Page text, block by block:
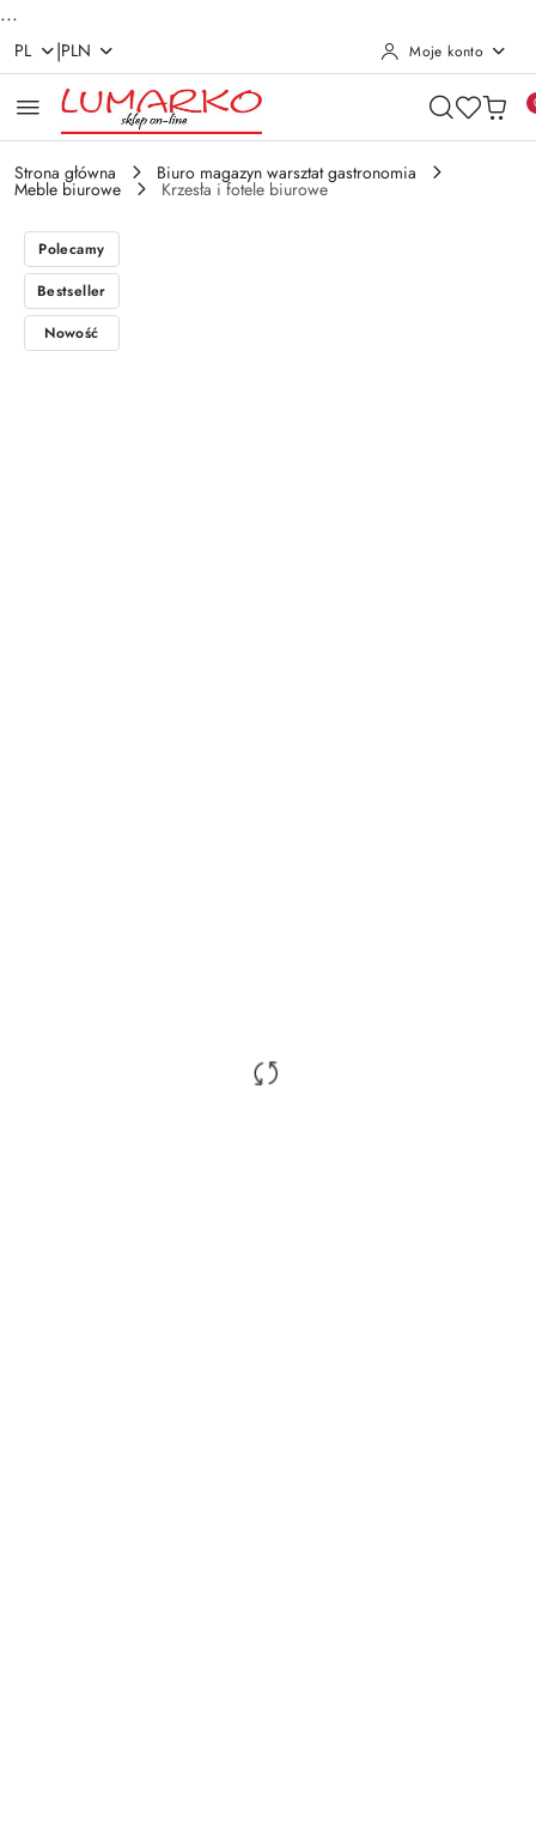
...
Przejdź do treści głównej
Przejdź do wyszukiwarki
Przejdź do moje konto
Przejdź do menu głównego
Przejdź do opisu produktu
Przejdź do stopki
PL |PLN Moje konto
Strona główna Biuro magazyn warsztat gastronomia
Meble biurowe Krzesła i fotele biurowe
Polecamy
Bestseller
Nowość